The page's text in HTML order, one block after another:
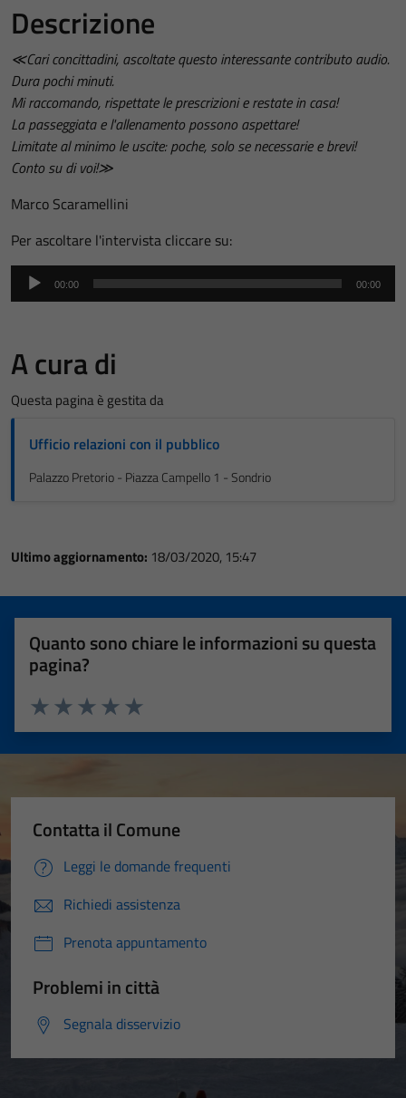
Descrizione
≪Cari concittadini, ascoltate questo interessante contributo audio.
Dura pochi minuti.
Mi raccomando, rispettate le prescrizioni e restate in casa!
La passeggiata e l'allenamento possono aspettare!
Limitate al minimo le uscite: poche, solo se necessarie e brevi!
Conto su di voi!≫
Marco Scaramellini
Per ascoltare l'intervista cliccare su:
Audio
Player
00:00 00:00
A cura di
Questa pagina è gestita da
Ufficio relazioni con il pubblico
Palazzo Pretorio - Piazza Campello 1 - Sondrio
Ultimo aggiornamento: 18/03/2020, 15:47
Quanto sono chiare le informazioni su questa
pagina?
Valuta 5 stelle su 5
Valuta 4 stelle su 5
Valuta 3 stelle su 5
Valuta 2 stelle su 5
Valuta 1 stelle su 5
Contatta il Comune
Leggi le domande frequenti
Richiedi assistenza
Prenota appuntamento
Problemi in città
Segnala disservizio